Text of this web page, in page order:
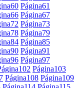
60 Página61
66 Página67
72 Página73
78 Página79
84 Página85
90 Página91
96 Página97
102 Página103
Página108 Página109